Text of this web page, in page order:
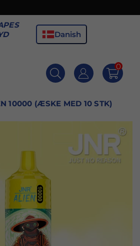
Danish
0
10000 (ÆSKE MED 10 STK)